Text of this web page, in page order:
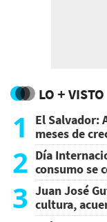
LO + VISTO
1
El Salvador:
meses de
2 Día
consumo se
3 Juan José
cultura,